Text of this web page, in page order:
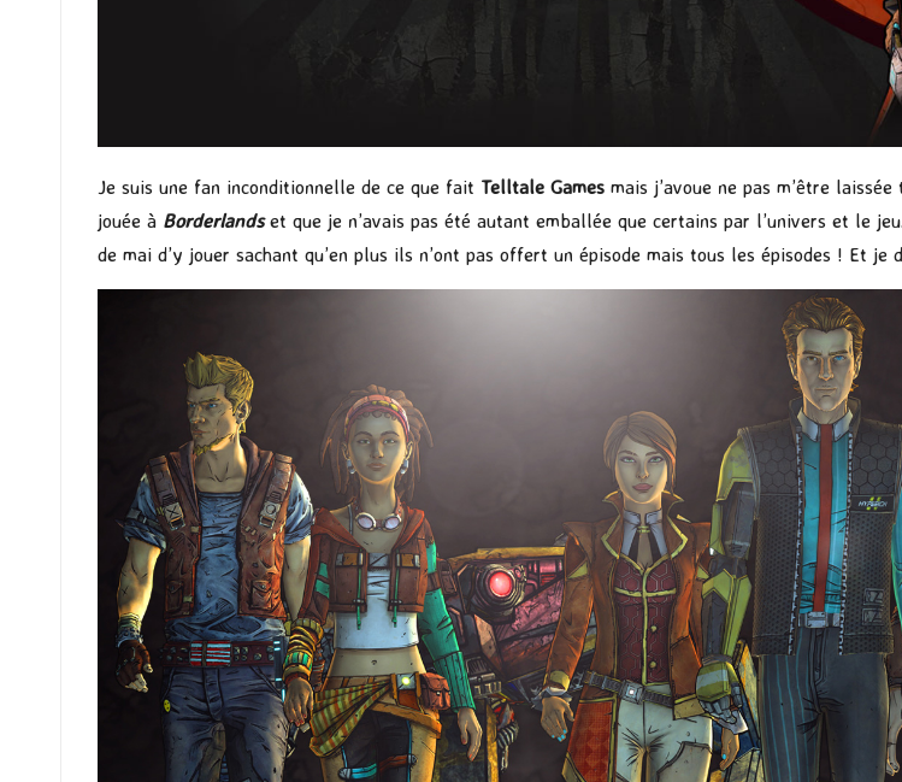
Je suis une fan inconditionnelle de ce que fait Telltale Games mais j’avoue ne pas m’être
jouée à Borderlands et que je n’avais pas été autant emballée que certains par l’univers et le
de mai d’y jouer sachant qu’en plus ils n’ont pas offert un épisode mais tous les épisodes ! Et je